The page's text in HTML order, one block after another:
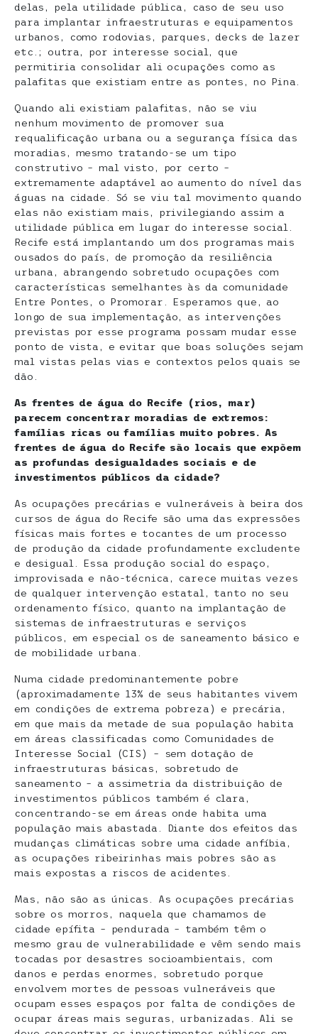
delas, pela utilidade pública, caso de seu uso
para implantar infraestruturas e equipamentos
urbanos, como rodovias, parques, decks de lazer
etc.; outra, por interesse social, que
permitiria consolidar ali ocupações como as
palafitas que existiam entre as pontes, no Pina.
Quando ali existiam palafitas, não se viu
nenhum movimento de promover sua
requalificação urbana ou a segurança física das
moradias, mesmo tratando-se um tipo
construtivo – mal visto, por certo –
extremamente adaptável ao aumento do nível das
águas na cidade. Só se viu tal movimento quando
elas não existiam mais, privilegiando assim a
utilidade pública em lugar do interesse social.
Recife está implantando um dos programas mais
ousados do país, de promoção da resiliência
urbana, abrangendo sobretudo ocupações com
características semelhantes às da comunidade
Entre Pontes, o Promorar. Esperamos que, ao
longo de sua implementação, as intervenções
previstas por esse programa possam mudar esse
ponto de vista, e evitar que boas soluções sejam
mal vistas pelas vias e contextos pelos quais se
dão.
As frentes de água do Recife (rios, mar)
parecem concentrar moradias de extremos:
famílias ricas ou famílias muito pobres. As
frentes de água do Recife são locais que expõem
as profundas desigualdades sociais e de
investimentos públicos da cidade?
As ocupações precárias e vulneráveis à beira dos
cursos de água do Recife são uma das expressões
físicas mais fortes e tocantes de um processo
de produção da cidade profundamente excludente
e desigual. Essa produção social do espaço,
improvisada e não-técnica, carece muitas vezes
de qualquer intervenção estatal, tanto no seu
ordenamento físico, quanto na implantação de
sistemas de infraestruturas e serviços
públicos, em especial os de saneamento básico e
de mobilidade urbana.
Numa cidade predominantemente pobre
(aproximadamente 13% de seus habitantes vivem
em condições de extrema pobreza) e precária,
em que mais da metade de sua população habita
em áreas classificadas como Comunidades de
Interesse Social (CIS) – sem dotação de
infraestruturas básicas, sobretudo de
saneamento – a assimetria da distribuição de
investimentos públicos também é clara,
concentrando-se em áreas onde habita uma
população mais abastada. Diante dos efeitos das
mudanças climáticas sobre uma cidade anfíbia,
as ocupações ribeirinhas mais pobres são as
mais expostas a riscos de acidentes.
Mas, não são as únicas. As ocupações precárias
sobre os morros, naquela que chamamos de
cidade epífita – pendurada – também têm o
mesmo grau de vulnerabilidade e vêm sendo mais
tocadas por desastres socioambientais, com
danos e perdas enormes, sobretudo porque
envolvem mortes de pessoas vulneráveis que
ocupam esses espaços por falta de condições de
ocupar áreas mais seguras, urbanizadas. Ali se